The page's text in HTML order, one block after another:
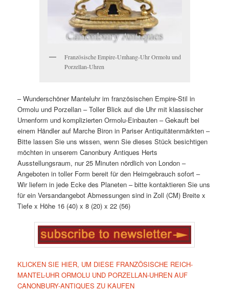
Französische Empire-Umhang-Uhr Ormolu und
Porzellan-Uhren
– Wunderschöner Manteluhr im französischen Empire-Stil in
Ormolu und Porzellan – Toller Blick auf die Uhr mit klassischer
Urnenform und komplizierten Ormolu-Einbauten – Gekauft bei
einem Händler auf Marche Biron in Pariser Antiquitätenmärkten –
Bitte lassen Sie uns wissen, wenn Sie dieses Stück besichtigen
möchten in unserem Canonbury Antiques Herts
Ausstellungsraum, nur 25 Minuten nördlich von London –
Angeboten in toller Form bereit für den Heimgebrauch sofort –
Wir liefern in jede Ecke des Planeten – bitte kontaktieren Sie uns
für ein Versandangebot Abmessungen sind in Zoll (CM) Breite x
Tiefe x Höhe 16 (40) x 8 (20) x 22 (56)
KLICKEN SIE HIER, UM DIESE FRANZÖSISCHE REICH-
MANTEL-UHR ORMOLU UND PORZELLAN-UHREN AUF
CANONBURY-ANTIQUES ZU KAUFEN